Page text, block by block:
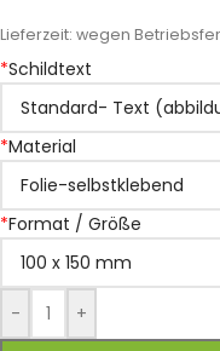
Lieferzeit: wegen
*Schildtext
*Material
*Format / Größe
- +